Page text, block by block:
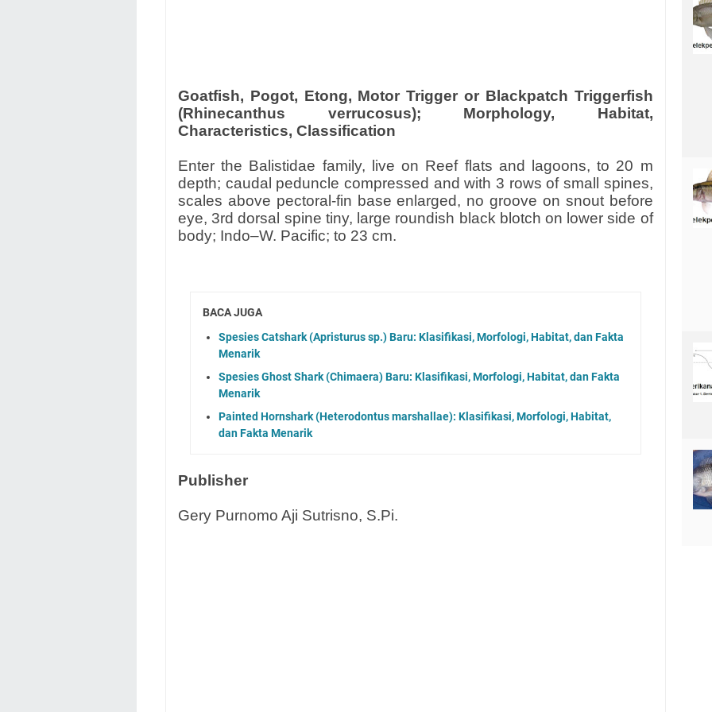
Goatfish, Pogot, Etong, Motor Trigger or Blackpatch Triggerfish
(Rhinecanthus verrucosus); Morphology, Habitat,
Characteristics, Classification
Enter the Balistidae family, live on Reef flats and lagoons, to 20 m
depth; caudal peduncle compressed and with 3 rows of small spines,
scales above pectoral-fin base enlarged, no groove on snout before
eye, 3rd dorsal spine tiny, large roundish black blotch on lower side of
body; Indo–W. Pacific; to 23 cm.
BACA JUGA
Spesies Catshark (Apristurus sp.) Baru: Klasifikasi, Morfologi, Habitat, dan Fakta
Menarik
Spesies Ghost Shark (Chimaera) Baru: Klasifikasi, Morfologi, Habitat, dan Fakta
Menarik
Painted Hornshark (Heterodontus marshallae): Klasifikasi, Morfologi, Habitat,
dan Fakta Menarik
Publisher
Gery Purnomo Aji Sutrisno, S.Pi.